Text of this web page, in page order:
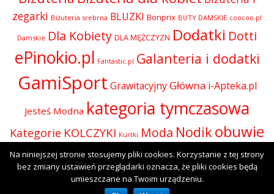
zegarki Biżuteria srebrna BLUZKI Bonprix BUTY DAMSKIE coocoo.pl
Damskie Dla Kobiety DLA MĘŻCZYZN Dodatki Dotti
ePinokio.pl Fantastic.pl Galanteria i dodatki
GamiSport Grawitacyjny Główna i-Apteka.pl
Jesteś Modna kategoria tymczasowa
Kategorie KOLCZYKI Kurtki Moda Nodik obuwie
Odzież Okulary Olive.pl Perfumy Perfumy i kosmetyki
rodium Skórzana.com Sport-Shop.pl SUKIENKI
Na niniejszej stronie stosujemy pliki cookies. Korzystanie z tej strony
bez zmiany ustawień przeglądarki oznacza, że pliki cookies będą
umieszczane na Twoim urządzeniu.